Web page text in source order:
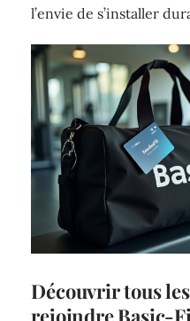
l’envie de s’installer
Découvrir tous
rejoindre Basic-